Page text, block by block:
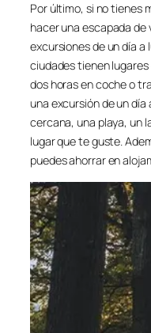
Por último, si no tienes
hacer una escapada
excursiones de un día
ciudades tienen
dos horas en coche o
una excursión de un
cercana, una playa, un
lugar que te guste.
puedes ahorrar en